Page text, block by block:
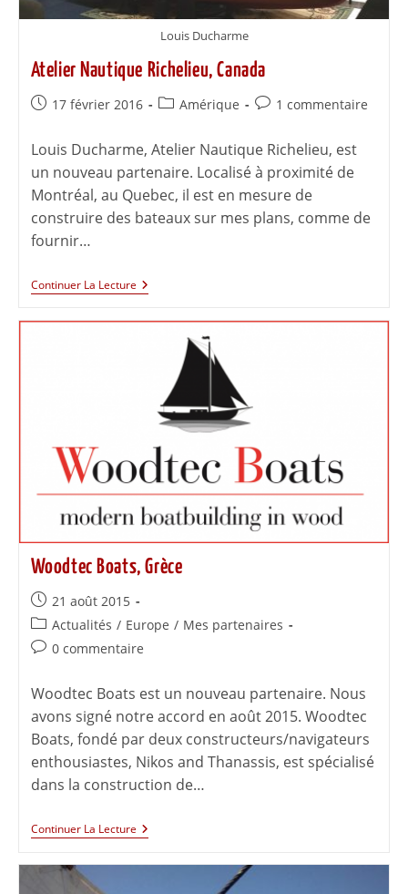
Louis Ducharme
Atelier Nautique Richelieu, Canada
17 février 2016 Amérique 1 commentaire
Louis Ducharme, Atelier Nautique Richelieu, est
un nouveau partenaire. Localisé à proximité de
Montréal, au Quebec, il est en mesure de
construire des bateaux sur mes plans, comme de
fournir…
Continuer La Lecture
Woodtec Boats, Grèce
21 août 2015
Actualités / Europe / Mes partenaires
0 commentaire
Woodtec Boats est un nouveau partenaire. Nous
avons signé notre accord en août 2015. Woodtec
Boats, fondé par deux constructeurs/navigateurs
enthousiastes, Nikos and Thanassis, est spécialisé
dans la construction de…
Continuer La Lecture